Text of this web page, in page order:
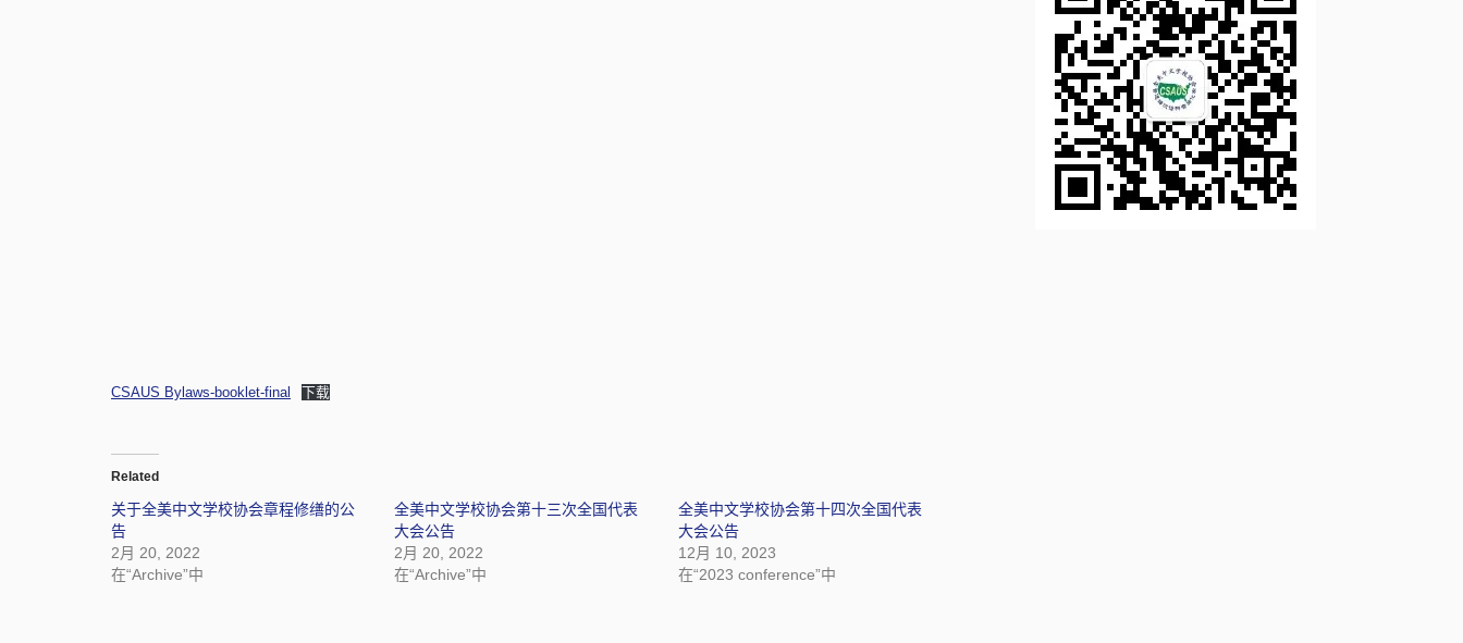
CSAUS Bylaws-booklet-final 下载
Related
关于全美中文学校协会章程修缮的公
告
2月 20, 2022
在“Archive”中
全美中文学校协会第十三次全国代表
大会公告
2月 20, 2022
在“Archive”中
全美中文学校协会第十四次全国代表
大会公告
12月 10, 2023
在“2023 conference”中